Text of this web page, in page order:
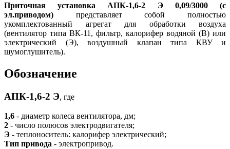
Приточная установка АПК-1,6-2 Э 0,09/3000 (с
эл.приводом) представляет собой полностью
укомплектованный агрегат для обработки воздуха
(вентилятор типа ВК-11, фильтр, калорифер водяной (В) или
электрический (Э), воздушный клапан типа КВУ и
шумоглушитель).
Обозначение
АПК-1,6-2 Э, где
1,6 - диаметр колеса вентилятора, дм;
2 - число полюсов электродвигателя;
Э - теплоноситель: калорифер электрический;
Тип привода - электропривод.